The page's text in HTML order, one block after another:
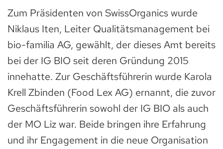
Zum Präsidenten von SwissOrganics wurde
Niklaus Iten, Leiter Qualitätsmanagement bei
bio-familia AG, gewählt, der dieses Amt bereits
bei der IG BIO seit deren Gründung 2015
innehatte. Zur Geschäftsführerin wurde Karola
Krell Zbinden (Food Lex AG) ernannt, die zuvor
Geschäftsführerin sowohl der IG BIO als auch
der MO Liz war. Beide bringen ihre Erfahrung
und ihr Engagement in die neue Organisation